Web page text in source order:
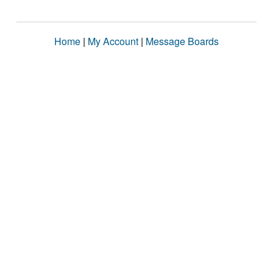
Home | My Account | Message Boards